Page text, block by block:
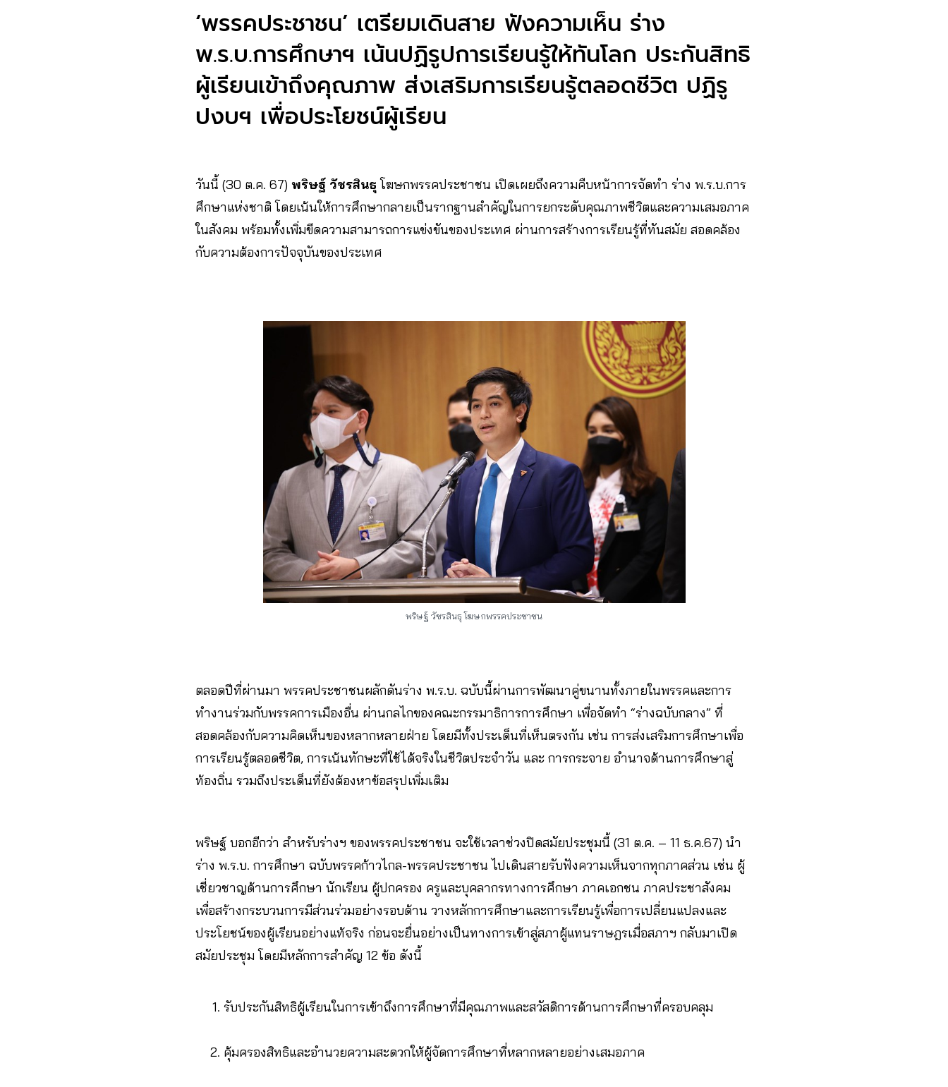
‘พรรคประชาชน’ เตรียมเดินสาย ฟังความเห็น ร่าง
พ.ร.บ.การศึกษาฯ เน้นปฏิรูปการเรียนรู้ให้ทันโลก ประกันสิทธิ
ผู้เรียนเข้าถึงคุณภาพ ส่งเสริมการเรียนรู้ตลอดชีวิต ปฏิรู
ปงบฯ เพื่อประโยชน์ผู้เรียน
วันนี้ (30 ต.ค. 67) พริษฐ์ วัชรสินธุ โฆษกพรรคประชาชน เปิดเผยถึงความคืบหน้าการจัดทำ ร่าง พ.ร.บ.การ
ศึกษาแห่งชาติ โดยเน้นให้การศึกษากลายเป็นรากฐานสำคัญในการยกระดับคุณภาพชีวิตและความเสมอภาค
ในสังคม พร้อมทั้งเพิ่มขีดความสามารถการแข่งขันของประเทศ ผ่านการสร้างการเรียนรู้ที่ทันสมัย สอดคล้อง
กับความต้องการปัจจุบันของประเทศ
พริษฐ์ วัชรสินธุ โฆษกพรรคประชาชน
ตลอดปีที่ผ่านมา พรรคประชาชนผลักดันร่าง พ.ร.บ. ฉบับนี้ผ่านการพัฒนาคู่ขนานทั้งภายในพรรคและการ
ทำงานร่วมกับพรรคการเมืองอื่น ผ่านกลไกของคณะกรรมาธิการการศึกษา เพื่อจัดทำ “ร่างฉบับกลาง” ที่
สอดคล้องกับความคิดเห็นของหลากหลายฝ่าย โดยมีทั้งประเด็นที่เห็นตรงกัน เช่น การส่งเสริมการศึกษาเพื่อ
การเรียนรู้ตลอดชีวิต, การเน้นทักษะที่ใช้ได้จริงในชีวิตประจำวัน และ การกระจาย อำนาจด้านการศึกษาสู่
ท้องถิ่น รวมถึงประเด็นที่ยังต้องหาข้อสรุปเพิ่มเติม
พริษฐ์ บอกอีกว่า สำหรับร่างฯ ของพรรคประชาชน จะใช้เวลาช่วงปิดสมัยประชุมนี้ (31 ต.ค. – 11 ธ.ค.67) นำ
ร่าง พ.ร.บ. การศึกษา ฉบับพรรคก้าวไกล-พรรคประชาชน ไปเดินสายรับฟังความเห็นจากทุกภาคส่วน เช่น ผู้
เชี่ยวชาญด้านการศึกษา นักเรียน ผู้ปกครอง ครูและบุคลากรทางการศึกษา ภาคเอกชน ภาคประชาสังคม
เพื่อสร้างกระบวนการมีส่วนร่วมอย่างรอบด้าน วางหลักการศึกษาและการเรียนรู้เพื่อการเปลี่ยนแปลงและ
ประโยชน์ของผู้เรียนอย่างแท้จริง ก่อนจะยื่นอย่างเป็นทางการเข้าสู่สภาผู้แทนราษฎรเมื่อสภาฯ กลับมาเปิด
สมัยประชุม โดยมีหลักการสำคัญ 12 ข้อ ดังนี้
รับประกันสิทธิผู้เรียนในการเข้าถึงการศึกษาที่มีคุณภาพและสวัสดิการด้านการศึกษาที่ครอบคลุม
คุ้มครองสิทธิและอำนวยความสะดวกให้ผู้จัดการศึกษาที่หลากหลายอย่างเสมอภาค